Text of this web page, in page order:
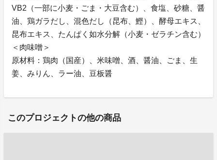
VB2（一部に小麦・ごま・大豆含む）、食塩、砂糖、醤
油、鶏ガラだし、混色だし（昆布、鰹）、酵母エキス、
昆布エキス、たんぱく如水分解（小麦・ゼラチン含む）
＜肉味噌＞
原材料：鶏肉（国産）、米味噌、酒、醤油、ごま、生
姜、みりん、ラー油、豆板醤
このプロジェクトの他の商品